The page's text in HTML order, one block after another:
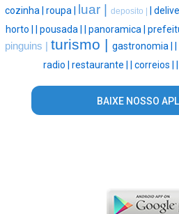
cozinha | roupa | luar | deposito | |
horto | | pousada | | panoramica |
pinguins | turismo | gastronomia | |
radio | restaurante | | correios | |
BAIXE NOSSO